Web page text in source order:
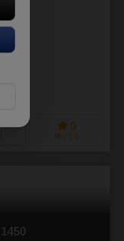
0
持ってる